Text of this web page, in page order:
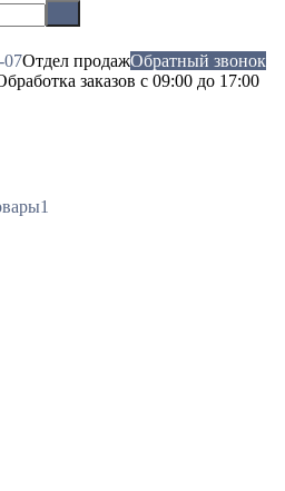
07Отдел продажОбратный звонок
заказов с 09:00 до 17:00
1